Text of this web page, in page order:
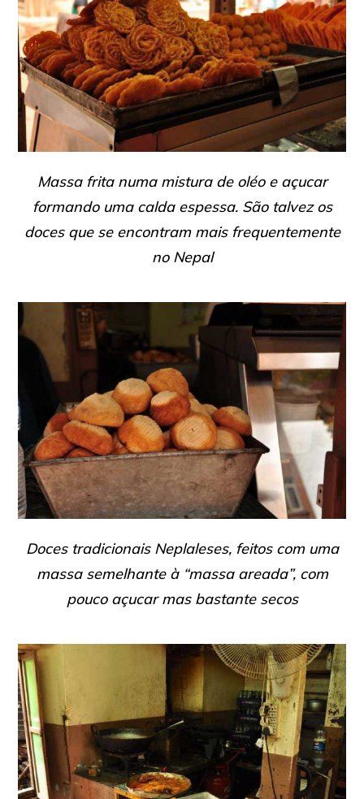
Massa frita numa mistura de oléo e açucar
formando uma calda espessa. São talvez os
doces que se encontram mais frequentemente
no Nepal
Doces tradicionais Neplaleses, feitos com uma
massa semelhante à “massa areada”, com
pouco açucar mas bastante secos